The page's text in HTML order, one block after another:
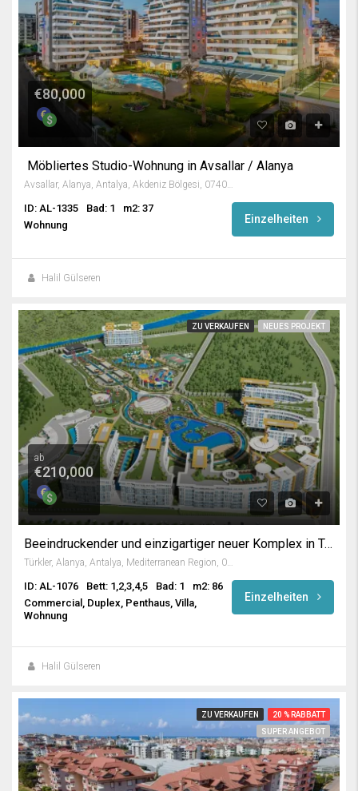
€80,000
Möbliertes Studio-Wohnung in Avsallar / Alanya
ID: AL-1335 Bad: 1
m2: 37
Wohnung
Einzelheiten
Halil Gülseren
ZU VERKAUFEN NEUES PROJEKT
ab
€210,000
Beeindruckender und einzigartiger neuer Komplex in Türkler Alanya
Türkler, Alanya, Antalya, Mediterranean Region, 07410, Turkey
ID: AL-1076 Bett: 1,2,3,4,5 Bad: 1
m2: 86
Commercial, Duplex, Penthaus, Villa,
Wohnung
Einzelheiten
Halil Gülseren
ZU VERKAUFEN
20 % RABBATT
SUPER ANGEBOT